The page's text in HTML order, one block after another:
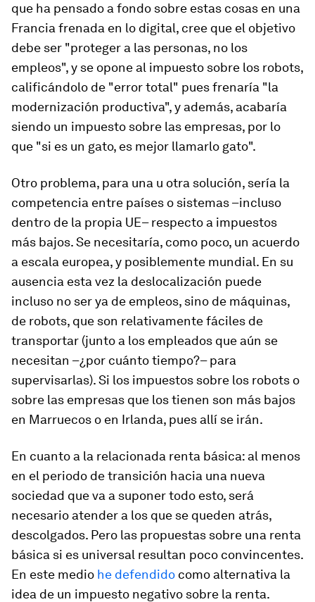
que ha pensado a fondo sobre estas cosas en una
Francia frenada en lo digital, cree que el objetivo
debe ser "proteger a las personas, no los
empleos", y se opone al impuesto sobre los robots,
calificándolo de "error total" pues frenaría "la
modernización productiva", y además, acabaría
siendo un impuesto sobre las empresas, por lo
que "si es un gato, es mejor llamarlo gato".
Otro problema, para una u otra solución, sería la
competencia entre países o sistemas –incluso
dentro de la propia UE– respecto a impuestos
más bajos. Se necesitaría, como poco, un acuerdo
a escala europea, y posiblemente mundial. En su
ausencia esta vez la deslocalización puede
incluso no ser ya de empleos, sino de máquinas,
de robots, que son relativamente fáciles de
transportar (junto a los empleados que aún se
necesitan –¿por cuánto tiempo?– para
supervisarlas). Si los impuestos sobre los robots o
sobre las empresas que los tienen son más bajos
en Marruecos o en Irlanda, pues allí se irán.
En cuanto a la relacionada renta básica: al menos
en el periodo de transición hacia una nueva
sociedad que va a suponer todo esto, será
necesario atender a los que se queden atrás,
descolgados. Pero las propuestas sobre una renta
básica si es universal resultan poco convincentes.
En este medio he defendido como alternativa la
idea de un impuesto negativo sobre la renta.